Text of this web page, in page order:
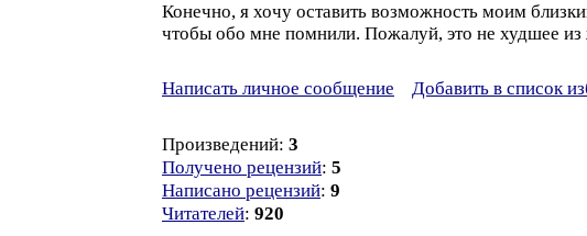
Конечно, я хочу оставить возможность моим
чтобы обо мне помнили. Пожалуй, это не худшее из
Написать личное сообщение Добавить в список
Произведений: 3
Получено рецензий: 5
Написано рецензий: 9
Читателей: 920